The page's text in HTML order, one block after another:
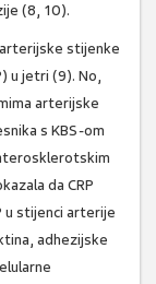
(8, 10).
stijenke
u jetri (9). No,
arterijske
s KBS-om
da CRP
u stijenci arterije
adhezijske